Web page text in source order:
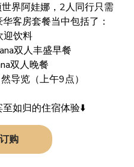
世界阿娃娜，2人同行只需
客房套餐当中包括了：
迎饮料
双人丰盛早餐
双人晚餐
导览（上午9点）
至如归的住宿体验⬇️
购